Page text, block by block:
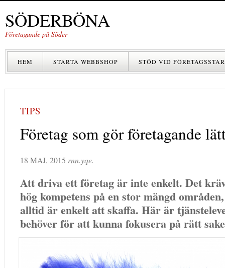
SÖDERBÖNA
Företagande på Söder
HEM STARTA WEBBSHOP STÖD VID
TIPS
Företag som gör företagande
18 MAJ, 2015 rnn.yqe.
Att driva ett företag är inte enkelt. Det
hög kompetens på en stor mängd
alltid är enkelt att skaffa. Här är
behöver för att kunna fokusera på rätt